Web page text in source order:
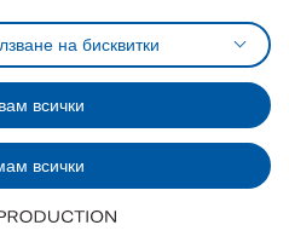
използване на бисквитки
Обща политика за личните данни
личните данни на ikea.bg
IKEA Family
данни на програма IKEA Family
B.V. 1999 - 2025
на бисквитки
всички
всички